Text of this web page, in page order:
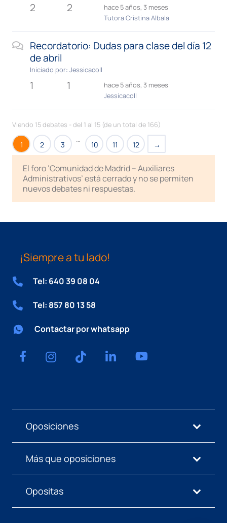
2 2
hace 5 años, 3 meses
Tutora Cristina Albala
Recordatorio: Dudas para clase del día 12
de abril
Iniciado por:Jessicacoll
1 1
hace 5 años, 3 meses
Jessicacoll
Viendo 15 debates - del 1 al 15 (de un total de 166)
1 2 3
…
10 11 12 →
El foro ‘Comunidad de Madrid – Auxiliares
Administrativos’ está cerrado y no se permiten
nuevos debates ni respuestas.
¡Siempre a tu lado!
Tel: 640 39 08 04
Tel: 857 80 13 58
Contactar por whatsapp
Oposiciones
Más que oposiciones
Opositas